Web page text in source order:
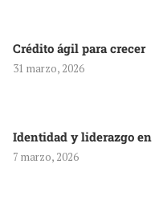
Crédito ágil para crecer
31 marzo, 2026
Identidad y liderazgo en
7 marzo, 2026